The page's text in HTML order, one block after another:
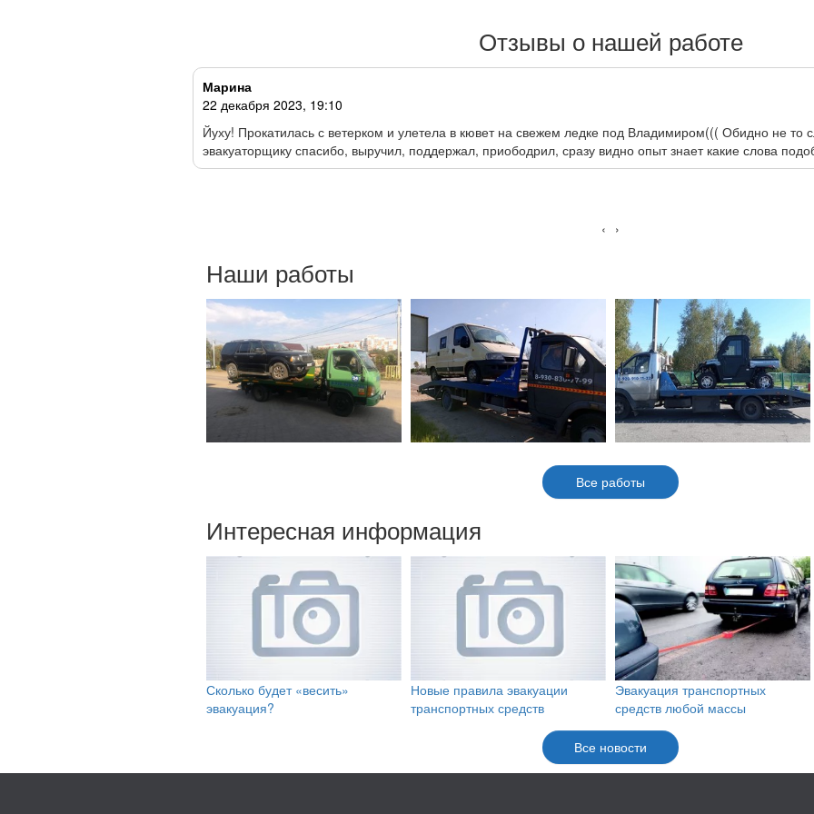
Отзывы о нашей работе
Марина
22 декабря 2023, 19:10
Йуху! Прокатилась с ветерком и улетела в кювет на свежем ледке под Владимиром((( Обидно не
эвакуаторщику спасибо, выручил, поддержал, приободрил, сразу видно опыт знает какие слова
‹ ›
Наши работы
Все работы
Интересная информация
Сколько будет «весить»
эвакуация?
Новые правила эвакуации
транспортных средств
Эвакуация транспортных
средств любой массы
Все новости